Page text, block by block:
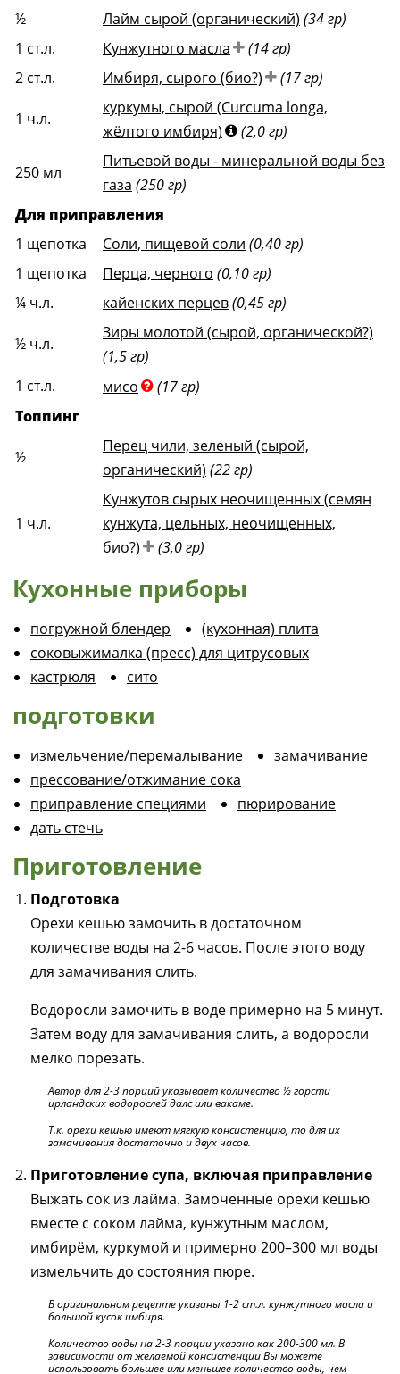
½
Лайм сырой (органический) (34 гр)
1 ст.л. Кунжутного масла
(14 гр)
2 ст.л. Имбиря, сырого (био?) (17 гр)
1 ч.л.
куркумы, сырой (Curcuma longa,
жёлтого имбиря)
(2,0 гр)
250 мл
Питьевой воды - минеральной воды без
газа (250 гр)
Для приправления
1 щепотка Соли, пищевой соли (0,40 гр)
1 щепотка Перца, черного (0,10 гр)
¼ ч.л. кайенских перцев(0,45 гр)
½ ч.л.
Зиры молотой (сырой, органической?)
(1,5 гр)
1 ст.л. мисо
(17 гр)
Топпинг
½
Перец чили, зеленый (сырой,
органический) (22 гр)
1 ч.л.
Кунжутов сырых неочищенных (семян
кунжута, цельных, неочищенных,
био?)
(3,0 гр)
Кухонные приборы
погружной блендер
(кухонная) плита
соковыжималка (пресс) для цитрусовых
кастрюля
сито
подготовки
измельчение/перемалывание
замачивание
прессование/отжимание сока
приправление специями
пюрирование
дать стечь
Приготовление
Подготовка
Орехи кешью замочить в достаточном
количестве воды на 2-6 часов. После этого воду
для замачивания слить.
Водоросли замочить в воде примерно на 5 минут.
Затем воду для замачивания слить, а водоросли
мелко порезать.
Автор для 2-3 порций указывает количество ½ горсти
ирландских водорослей далс или вакаме.
Т.к. орехи кешью имеют мягкую консистенцию, то для их
замачивания достаточно и двух часов.
Приготовление супа, включая приправление
Выжать сок из лайма. Замоченные орехи кешью
вместе с соком лайма, кунжутным маслом,
имбирём, куркумой и примерно 200–300 мл воды
измельчить до состояния пюре.
В оригинальном рецепте указаны 1-2 ст.л. кунжутного масла и
большой кусок имбиря.
Количество воды на 2-3 порции указано как 200-300 мл. В
зависимости от желаемой консистенции Вы можете
использовать большее или меньшее количество воды, чем